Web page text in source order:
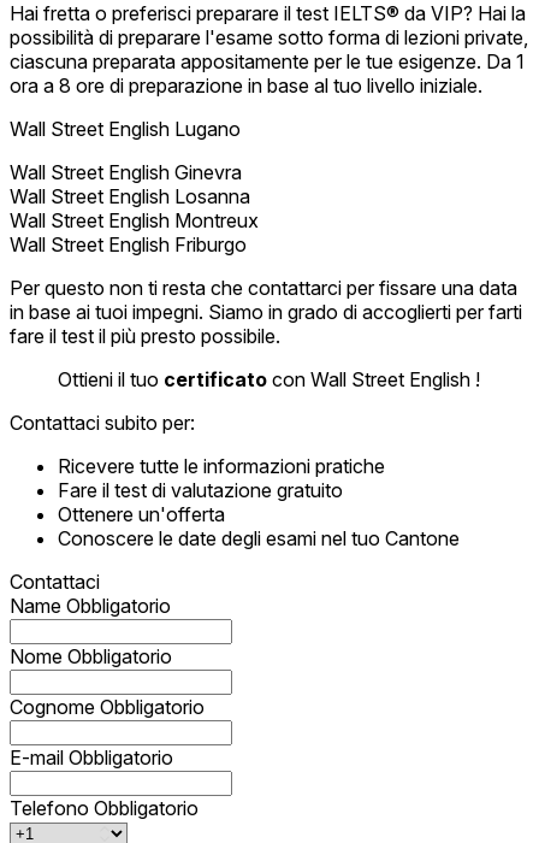
Hai fretta o preferisci preparare il test IELTS® da VIP? Hai la
possibilità di preparare l'esame sotto forma di lezioni private,
ciascuna preparata appositamente per le tue esigenze. Da 1
ora a 8 ore di preparazione in base al tuo livello iniziale.
Wall Street English Lugano
Wall Street English Ginevra
Wall Street English Losanna
Wall Street English Montreux
Wall Street English Friburgo
Per questo non ti resta che contattarci per fissare una data
in base ai tuoi impegni. Siamo in grado di accoglierti per farti
fare il test il più presto possibile.
Ottieni il tuo certificato con Wall Street English !
Contattaci subito per:
Ricevere tutte le informazioni pratiche
Fare il test di valutazione gratuito
Ottenere un'offerta
Conoscere le date degli esami nel tuo Cantone
Contattaci
Name Obbligatorio
Nome Obbligatorio
Cognome Obbligatorio
E-mail Obbligatorio
Telefono Obbligatorio